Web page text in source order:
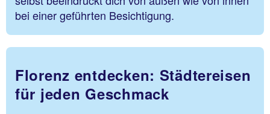
bei einer geführten Besichtigung.
Florenz entdecken: Städtereisen
für jeden Geschmack